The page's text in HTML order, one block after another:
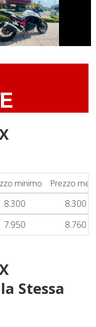
HORNET
minimo Prezzo
8.300
8.300
7.950 8.760
Stessa